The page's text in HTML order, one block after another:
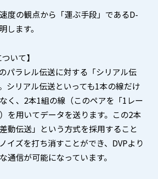
度の観点から「運ぶ手段」であるD-
します。
いて】
パラレル伝送に対する「シリアル伝
シリアル伝送といっても1本の線だけ
く、2本1組の線（このペアを「1レー
を用いてデータを送ります。この2本
動伝送」という方式を採用すること
イズを打ち消すことができ、DVPより
通信が可能になっています。